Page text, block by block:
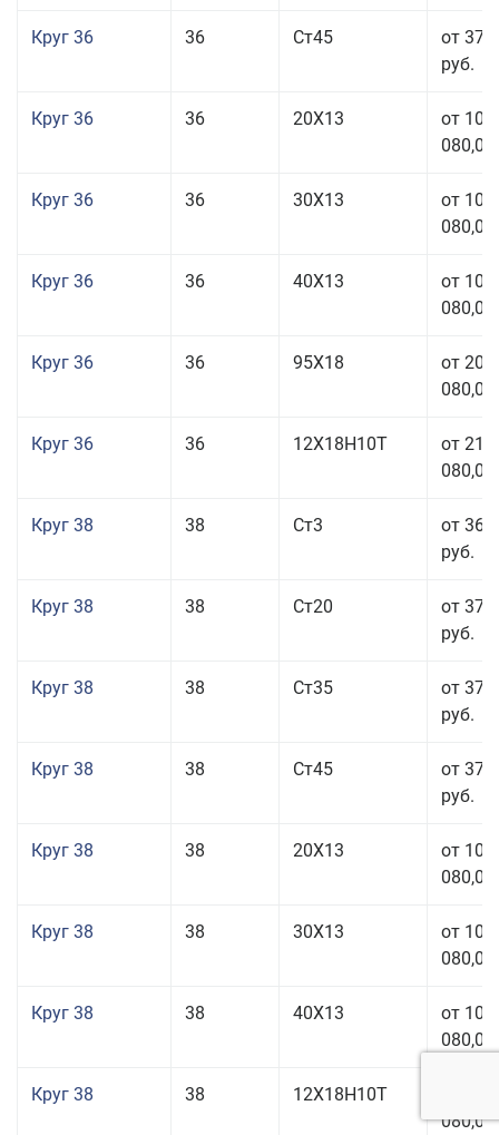
Круг 36 36 Ст45
от 37
руб.
Круг 36 36 20Х13
от 101
080,00
Круг 36 36 30Х13
от 101
080,00
Круг 36 36 40Х13
от 101
080,00
Круг 36 36 95Х18
от 208
080,00
Круг 36 36 12Х18Н10Т
от 210
080,00
Круг 38 38 Ст3
от 36
руб.
Круг 38 38 Ст20
от 37
руб.
Круг 38 38 Ст35
от 37
руб.
Круг 38 38 Ст45
от 37
руб.
Круг 38 38 20Х13
от 101
080,00
Круг 38 38 30Х13
от 101
080,00
Круг 38 38 40Х13
от 101
080,00
Круг 38 38 12Х18Н10Т
080,00